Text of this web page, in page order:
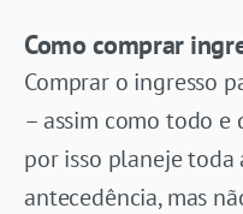
Como comprar
Comprar o ingresso
– assim como todo
por isso planeje toda
antecedência, mas